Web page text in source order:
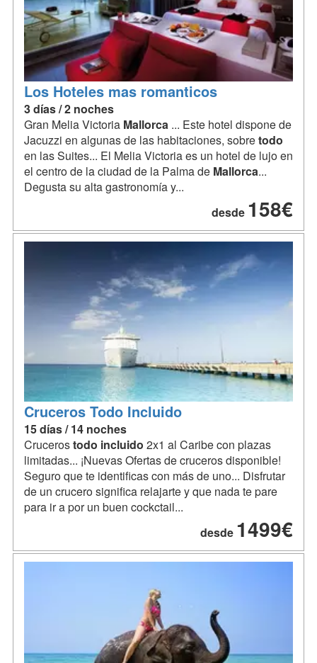
Los Hoteles mas romanticos
3 días / 2 noches
Gran Melia Victoria Mallorca ... Este hotel dispone de
Jacuzzi en algunas de las habitaciones, sobretodo
en las Suites... El Melia Victoria es un hotel de lujo en
el centro de la ciudad de la Palma de Mallorca...
Degusta su alta gastronomía y...
desde 158€
Cruceros Todo Incluido
15 días / 14 noches
Crucerostodo incluido 2x1 al Caribe con plazas
limitadas... ¡Nuevas Ofertas de cruceros disponible!
Seguro que te identificas con más de uno... Disfrutar
de un crucero significa relajarte y que nada te pare
para ir a por un buen cockctail...
desde 1499€